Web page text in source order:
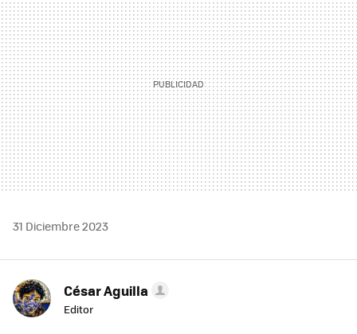
31 Diciembre 2023
César Aguilla
Editor